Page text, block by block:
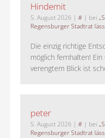
Hindemit
5. August 2026 | # | bei
Regensburger Stadtrat
Die einzig richtige
möglich fernhalten!
verengtem Blick ist
peter
5. August 2026 | # | bei
Regensburger Stadtrat